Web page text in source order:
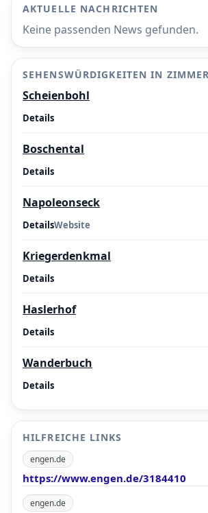
AKTUELLE NACHRICHTEN
Keine passenden News gefunden.
SEHENSWÜRDIGKEITEN IN
Scheienbohl
Details
Boschental
Details
Napoleonseck
DetailsWebsite
Kriegerdenkmal
Details
Haslerhof
Details
Wanderbuch
Details
HILFREICHE LINKS
engen.de
https://www.engen.de/3184410
engen.de